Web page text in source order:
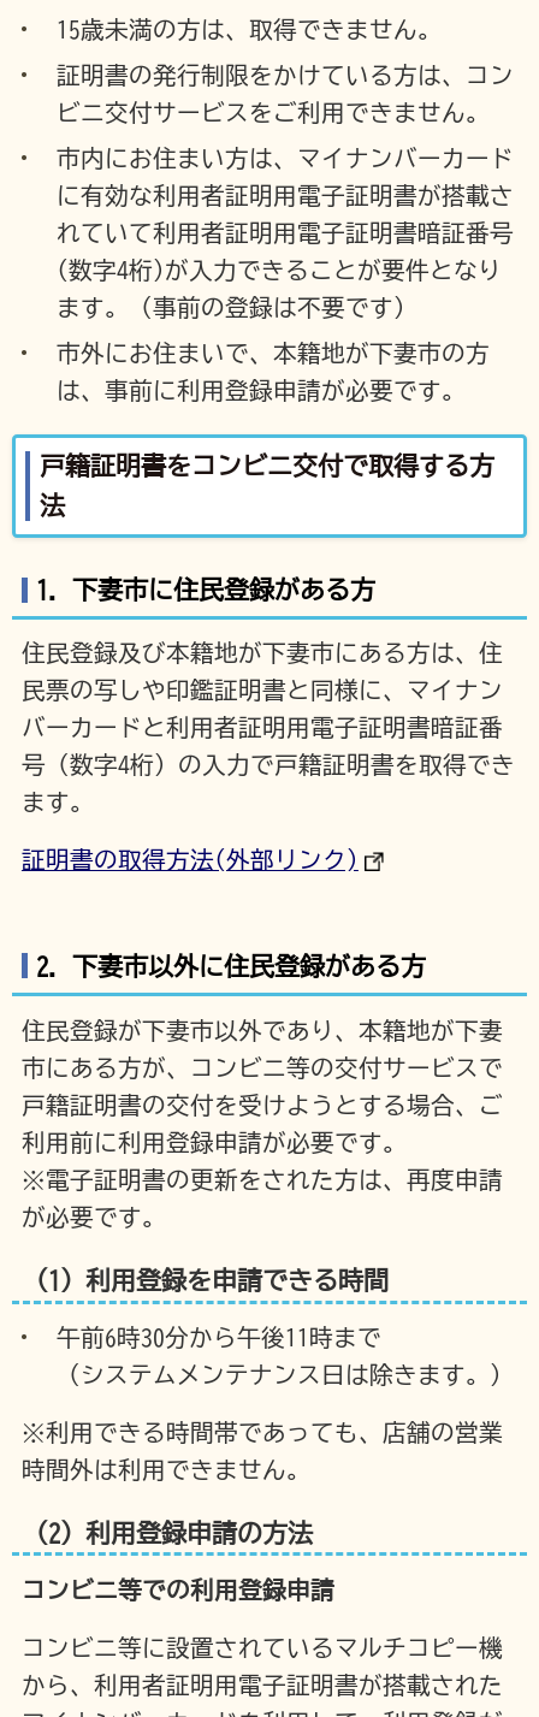
15歳未満の方は、取得できません。
証明書の発行制限をかけている方は、コン
ビニ交付サービスをご利用できません。
市内にお住まい方は、マイナンバーカード
に有効な利用者証明用電子証明書が搭載さ
れていて利用者証明用電子証明書暗証番号
(数字4桁)が入力できることが要件となり
ます。（事前の登録は不要です）
市外にお住まいで、本籍地が下妻市の方
は、事前に利用登録申請が必要です。
戸籍証明書をコンビニ交付で取得する方
法
1. 下妻市に住民登録がある方
住民登録及び本籍地が下妻市にある方は、住
民票の写しや印鑑証明書と同様に、マイナン
バーカードと利用者証明用電子証明書暗証番
号（数字4桁）の入力で戸籍証明書を取得でき
ます。
証明書の取得方法(外部リンク)
2. 下妻市以外に住民登録がある方
住民登録が下妻市以外であり、本籍地が下妻
市にある方が、コンビニ等の交付サービスで
戸籍証明書の交付を受けようとする場合、ご
利用前に利用登録申請が必要です。
※電子証明書の更新をされた方は、再度申請
が必要です。
（1）利用登録を申請できる時間
午前6時30分から午後11時まで
（システムメンテナンス日は除きます。）
※利用できる時間帯であっても、店舗の営業
時間外は利用できません。
（2）利用登録申請の方法
コンビニ等での利用登録申請
コンビニ等に設置されているマルチコピー機
から、利用者証明用電子証明書が搭載された